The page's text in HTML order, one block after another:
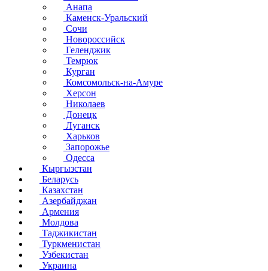
Анапа
Каменск-Уральский
Сочи
Новороссийск
Геленджик
Темрюк
Курган
Комсомольск-на-Амуре
Херсон
Николаев
Донецк
Луганск
Харьков
Запорожье
Одесса
Кыргызстан
Беларусь
Казахстан
Азербайджан
Армения
Молдова
Таджикистан
Туркменистан
Узбекистан
Украина